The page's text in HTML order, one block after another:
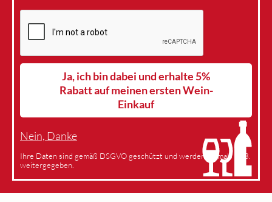
Ja, ich bin dabei und erhalte 5%
Rabatt auf meinen ersten Wein-
Einkauf
Nein, Danke
Ihre Daten sind gemäß DSGVO geschützt und werden niemals an 3.
weitergegeben.